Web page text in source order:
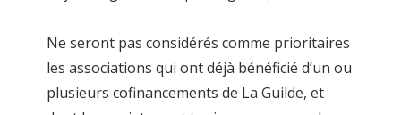
Ne seront pas considérés comme prioritaires
les associations qui ont déjà bénéficié d’un ou
plusieurs cofinancements de La Guilde, et